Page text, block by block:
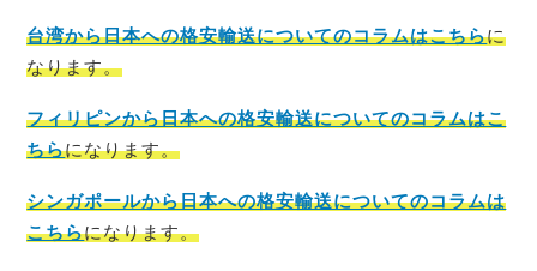
台湾から日本への格安輸送についてのコラムはこちらに
なります。
フィリピンから日本への格安輸送についてのコラムはこ
ちらになります。
シンガポールから日本への格安輸送についてのコラムは
こちらになります。